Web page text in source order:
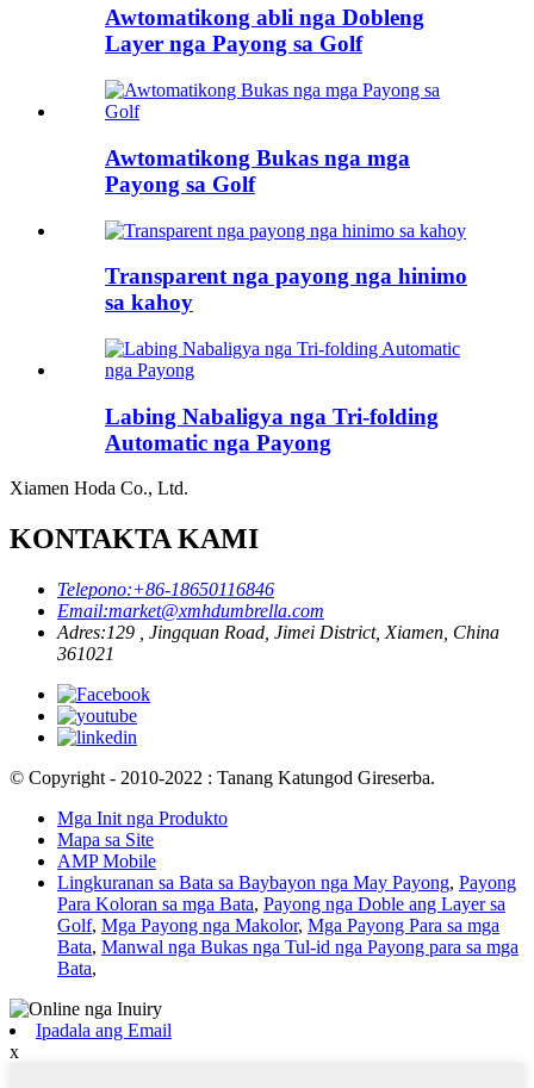
Awtomatikong abli nga Dobleng
Layer nga Payong sa Golf
Awtomatikong Bukas nga mga
Payong sa Golf
Transparent nga payong nga hinimo
sa kahoy
Labing Nabaligya nga Tri-folding
Automatic nga Payong
Xiamen Hoda Co., Ltd.
KONTAKTA KAMI
Telepono:+86-18650116846
Email:market@xmhdumbrella.com
Adres:129 , Jingquan Road, Jimei District, Xiamen, China
361021
© Copyright - 2010-2022 : Tanang Katungod Gireserba.
Mga Init nga Produkto
Mapa sa Site
AMP Mobile
Lingkuranan sa Bata sa Baybayon nga May Payong, Payong
Para Koloran sa mga Bata, Payong nga Doble ang Layer sa
Golf, Mga Payong nga Makolor, Mga Payong Para sa mga
Bata, Manwal nga Bukas nga Tul-id nga Payong para sa mga
Bata,
Ipadala ang Email
x